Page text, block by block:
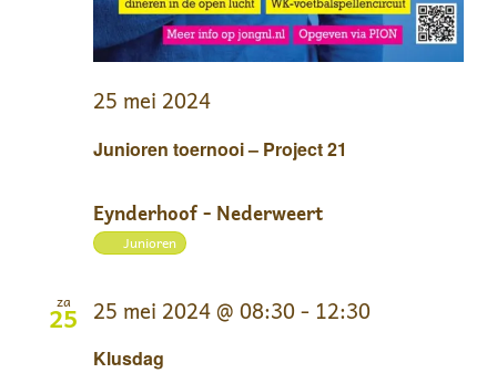
Junioren toernooi – Project 21
25 mei 2024
Eynderhoof - Nederweert
Junioren
za
25
Klusdag
25 mei 2024 @ 08:30- 12:30